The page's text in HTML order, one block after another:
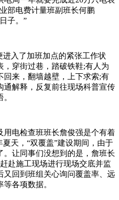
部电费计量班副班长何鹏
子。”
入了加班加点的紧张工作状
，穿街过巷，踏破铁鞋;有人为
回来，翻墙越壁，上下求索;有
通解释，反复前往现场科普宣传
用电检查班班长詹俊强是个有着
夏天，“双覆盖”建设期间，由于
让同事们没想到的是，詹班长
赴施工现场进行现场交底并监
又回到班组关心询问覆盖率、远
各项数据。